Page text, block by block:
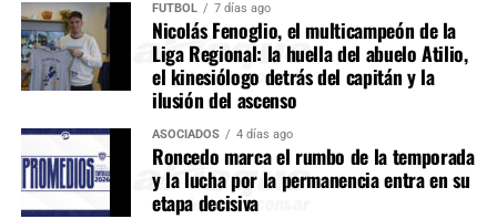
FÚTBOL 7 días ago
Nicolás Fenoglio, el multicampeón de la
Liga Regional: la huella del abuelo Atilio,
el kinesiólogo detrás del capitán y la
ilusión del ascenso
ASOCIADOS 4 días ago
Roncedo marca el rumbo de la temporada
y la lucha por la permanencia entra en su
etapa decisiva